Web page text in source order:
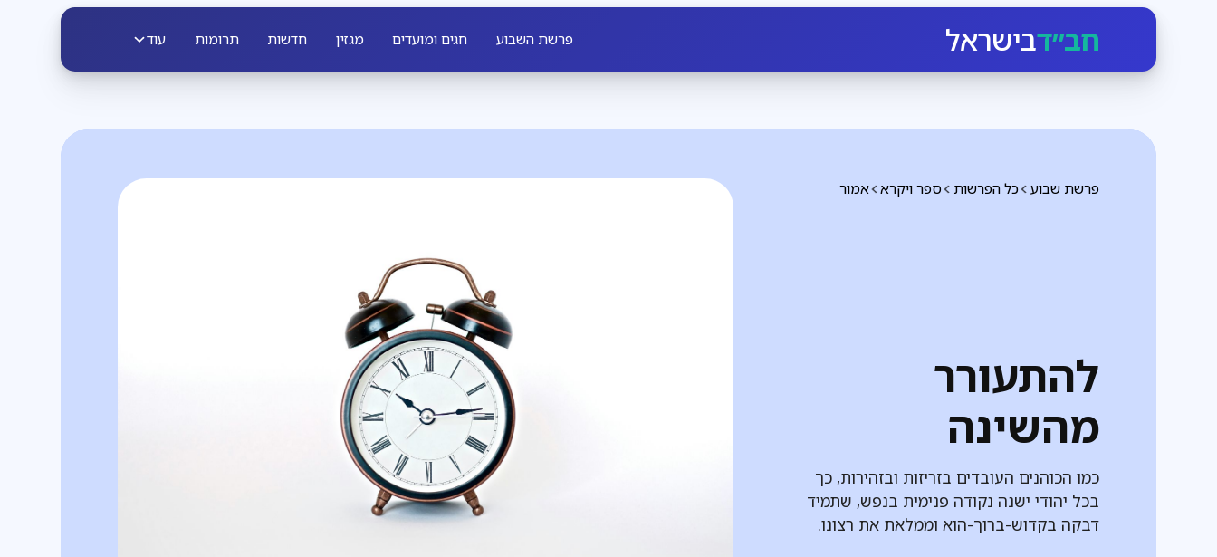
חב״דבישראל פרשת השבוע חגים ומועדים מגזין חדשות תרומות עוד
אמור ספר ויקרא כל הפרשות פרשת שבוע
להתעורר
מהשינה
כמו הכוהנים העובדים בזריזות ובזהירות, כך
בכל יהודי ישנה נקודה פנימית בנפש, שתמיד
דבקה בקדוש-ברוך-הוא וממלאת את רצונו.